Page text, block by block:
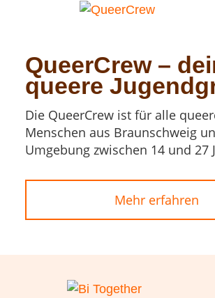
QueerCrew –
queere
Die QueerCrew ist für alle
Menschen aus Braunschweig
Umgebung zwischen 14 und 27
Mehr erfahren